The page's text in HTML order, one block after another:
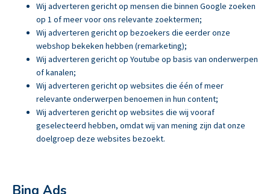
Wij adverteren gericht op mensen die binnen Google zoeken
op 1 of meer voor ons relevante zoektermen;
Wij adverteren gericht op bezoekers die eerder onze
webshop bekeken hebben (remarketing);
Wij adverteren gericht op Youtube op basis van onderwerpen
of kanalen;
Wij adverteren gericht op websites die één of meer
relevante onderwerpen benoemen in hun content;
Wij adverteren gericht op websites die wij vooraf
geselecteerd hebben, omdat wij van mening zijn dat onze
doelgroep deze websites bezoekt.
Bing Ads